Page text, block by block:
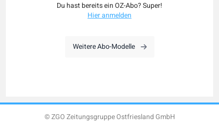
Du hast bereits ein OZ-Abo? Super!
Hier anmelden
Weitere Abo-Modelle
© ZGO Zeitungsgruppe Ostfriesland GmbH